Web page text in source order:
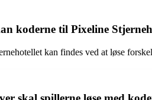
koderne til Pixeline
kan findes ved at løse